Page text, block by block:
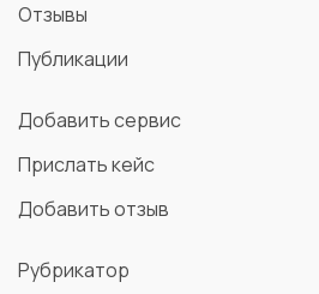
Отзывы
Публикации
Добавить сервис
Прислать кейс
Добавить отзыв
Рубрикатор